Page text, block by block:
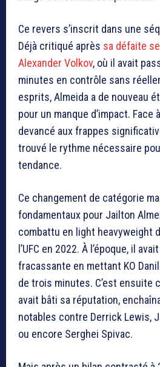
Ce revers s’inscrit dans une
Déjà critiqué après sa défaite
Alexander Volkov, où il avait
minutes en contrôle sans
esprits, Almeida a de nouveau
pour un manque d’impact. Face
devancé aux frappes
trouvé le rythme nécessaire
tendance.
Ce changement de catégorie
fondamentaux pour Jailton
combattu en light heavyweight
l’UFC en 2022. À l’époque, il
fracassante en mettant KO
de trois minutes. C’est ensuite
avait bâti sa réputation,
notables contre Derrick Lewis,
ou encore Serghei Spivac.